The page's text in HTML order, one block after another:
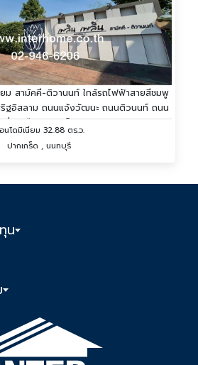
ม สามัคคี-ติวานนท์ ใกล้รถไฟฟ้าสายสีชมพู
ริฐอิสลาม ถนนแจ้งวัฒนะ ถนนติวนนท์ ถนน
เลี่ยงเมืองปากเกร็ด
นโดมิเนียม 32.88 ตร.ว.
ปากเกร็ด , นนทบุรี
น